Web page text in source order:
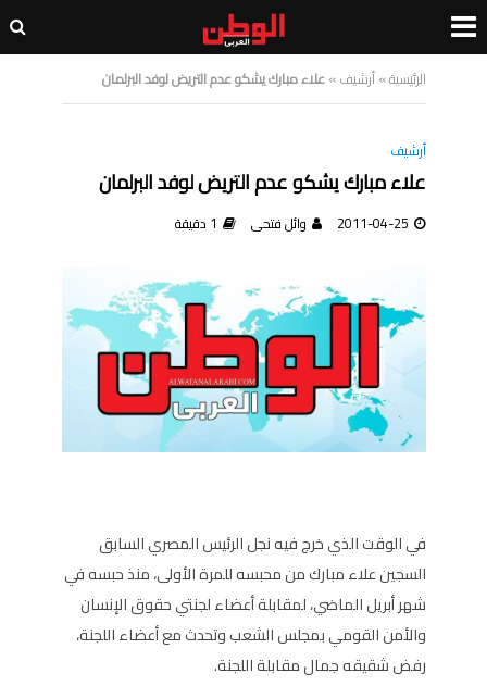
الرئيسية»أرشيف»علاء مبارك يشكو عدم التريض لوفد البرلمان
أرشيف
علاء مبارك يشكو عدم التريض لوفد البرلمان
2011-04-25 وائل فتحى 1 دقيقة
في الوقت الذي خرج فيه نجل الرئيس المصري السابق
السجين علاء مبارك من محبسه للمرة الأولى، منذ حبسه في
شهر أبريل الماضي، لمقابلة أعضاء لجنتي حقوق الإنسان
والأمن القومي بمجلس الشعب وتحدث مع أعضاء اللجنة،
رفض شقيقه جمال مقابلة اللجنة.